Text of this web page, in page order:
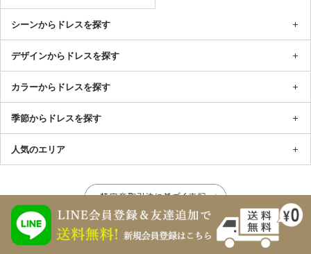
シーンからドレスを探す
デザインからドレスを探す
カラーからドレスを探す
季節からドレスを探す
人気のエリア